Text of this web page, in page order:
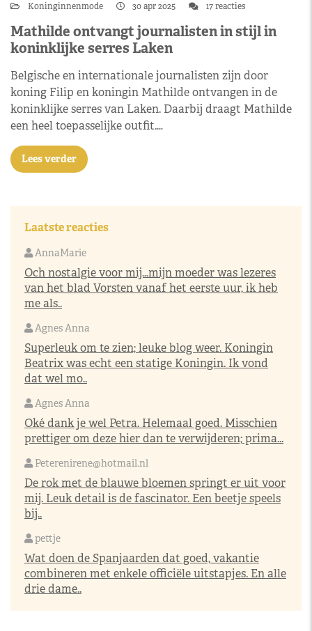
Koninginnenmode 30 apr 2025 17 reacties
Mathilde ontvangt journalisten in stijl in
koninklijke serres Laken
Belgische en internationale journalisten zijn door
koning Filip en koningin Mathilde ontvangen in de
koninklijke serres van Laken. Daarbij draagt Mathilde
een heel toepasselijke outfit.…
Lees verder
Laatste reacties
AnnaMarie
Och nostalgie voor mij…mijn moeder was lezeres
van het blad Vorsten vanaf het eerste uur, ik heb
me als..
Agnes Anna
Superleuk om te zien; leuke blog weer. Koningin
Beatrix was echt een statige Koningin. Ik vond
dat wel mo..
Agnes Anna
Oké dank je wel Petra. Helemaal goed. Misschien
prettiger om deze hier dan te verwijderen; prima...
Peterenirene@hotmail.nl
De rok met de blauwe bloemen springt er uit voor
mij. Leuk detail is de fascinator. Een beetje speels
bij..
pettje
Wat doen de Spanjaarden dat goed, vakantie
combineren met enkele officiële uitstapjes. En alle
drie dame..